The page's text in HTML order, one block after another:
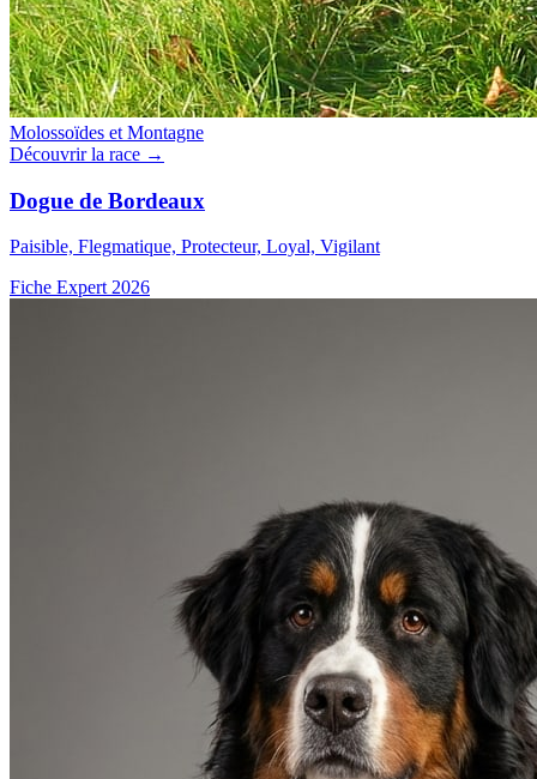
Molossoïdes et Montagne
Découvrir la race →
Dogue de Bordeaux
Paisible, Flegmatique, Protecteur, Loyal, Vigilant
Fiche Expert 2026